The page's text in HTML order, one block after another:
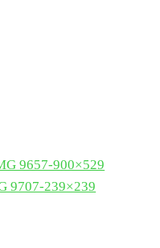
9657-900×529
9707-239×239